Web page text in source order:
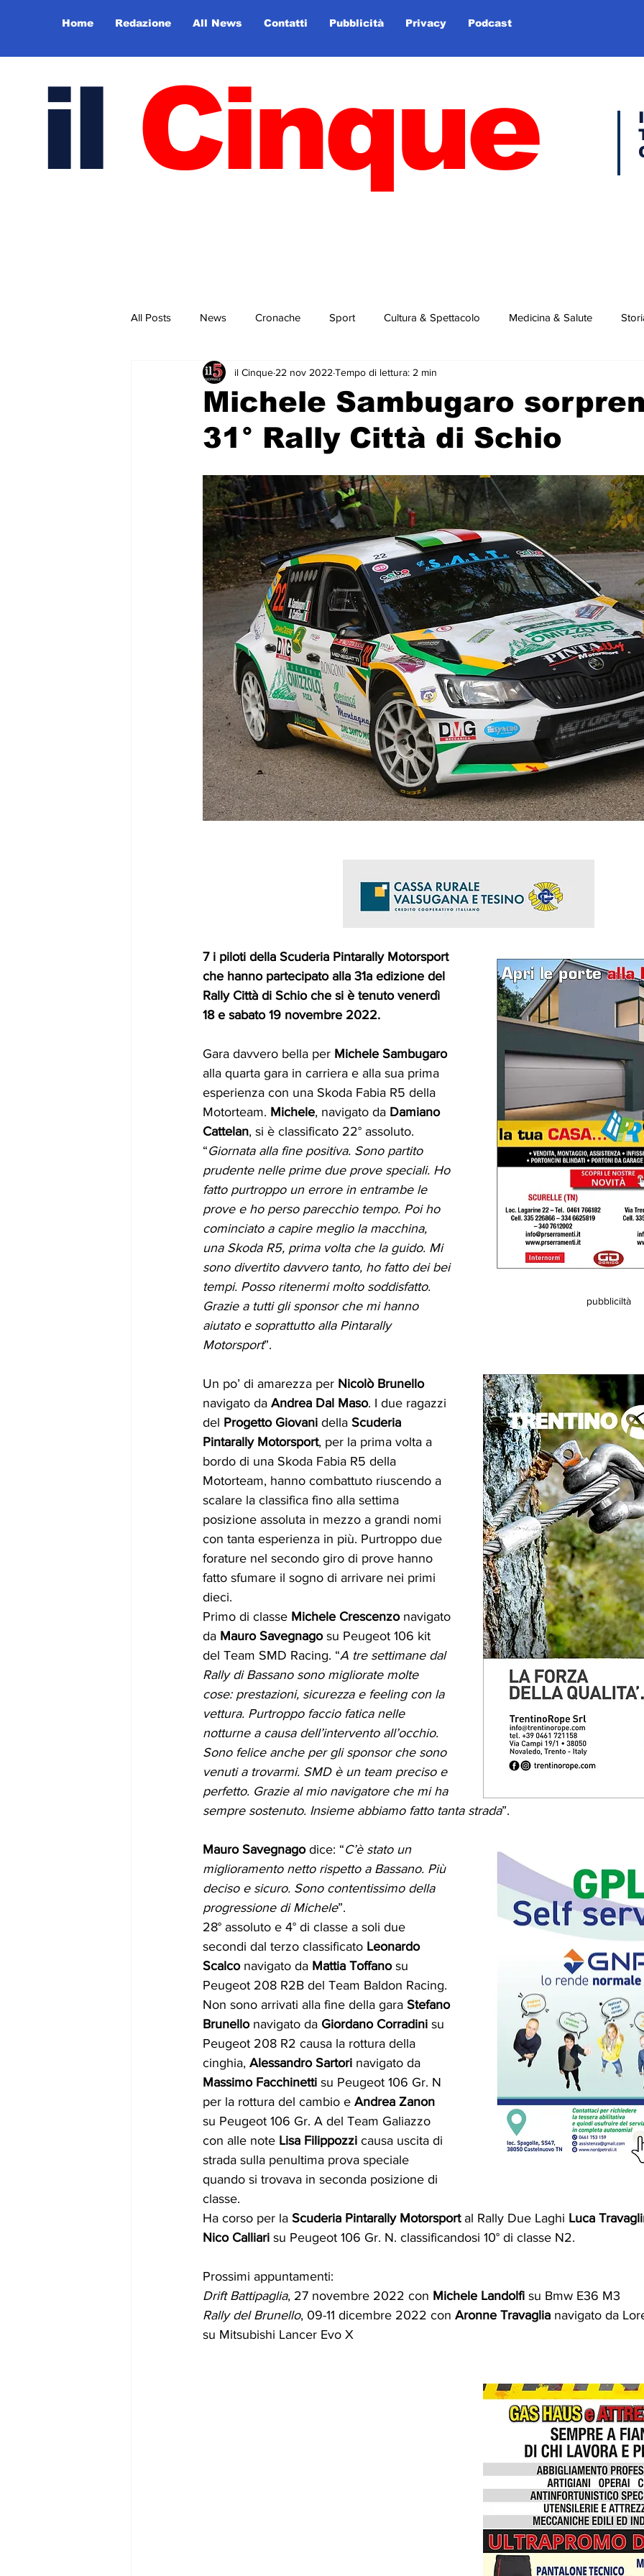
Home Redazione All News Contatti Pubblicità Privacy Podcast
il Cinque
All Posts News Cronache Sport Cultura & Spettacolo Medicina & Salute
Rubriche & Curiosità Sport in primo piano
Michele Sambugaro
31° Rally Città di Schio
il Cinque 22 nov 2022 Tempo di lettura: 2 min
pubbliciltà
7 i piloti della Scuderia Pintarally Motorsport
che hanno partecipato alla 31a edizione del
Rally Città di Schio che si è tenuto venerdì
18 e sabato 19 novembre 2022.
Gara davvero bella per Michele Sambugaro
alla quarta gara in carriera e alla sua prima
esperienza con una Skoda Fabia R5 della
Motorteam. Michele, navigato da Damiano
Cattelan, si è classificato 22° assoluto.
“Giornata alla fine positiva. Sono partito
prudente nelle prime due prove speciali. Ho
fatto purtroppo un errore in entrambe le
prove e ho perso parecchio tempo. Poi ho
cominciato a capire meglio la macchina,
una Skoda R5, prima volta che la guido. Mi
sono divertito davvero tanto, ho fatto dei bei
tempi. Posso ritenermi molto soddisfatto.
Grazie a tutti gli sponsor che mi hanno
aiutato e soprattutto alla Pintarally
Motorsport”.
Un po’ di amarezza per Nicolò Brunello
navigato da Andrea Dal Maso. I due ragazzi
del Progetto Giovani della Scuderia
Pintarally Motorsport, per la prima volta a
bordo di una Skoda Fabia R5 della
Motorteam, hanno combattuto riuscendo a
scalare la classifica fino alla settima
posizione assoluta in mezzo a grandi nomi
con tanta esperienza in più. Purtroppo due
forature nel secondo giro di prove hanno
fatto sfumare il sogno di arrivare nei primi
dieci.
Primo di classe Michele Crescenzo navigato
da Mauro Savegnago su Peugeot 106 kit
del Team SMD Racing. “A tre settimane dal
Rally di Bassano sono migliorate molte
cose: prestazioni, sicurezza e feeling con la
vettura. Purtroppo faccio fatica nelle
notturne a causa dell’intervento all’occhio.
Sono felice anche per gli sponsor che sono
venuti a trovarmi. SMD è un team preciso e
perfetto. Grazie al mio navigatore che mi ha
sempre sostenuto. Insieme abbiamo fatto tanta strada”.
Mauro Savegnago dice: “C’è stato un
miglioramento netto rispetto a Bassano. Più
deciso e sicuro. Sono contentissimo della
progressione di Michele”.
28° assoluto e 4° di classe a soli due
secondi dal terzo classificato Leonardo
Scalco navigato da Mattia Toffano su
Peugeot 208 R2B del Team Baldon Racing.
Non sono arrivati alla fine della gara Stefano
Brunello navigato da Giordano Corradini su
Peugeot 208 R2 causa la rottura della
cinghia, Alessandro Sartori navigato da
Massimo Facchinetti su Peugeot 106 Gr. N
per la rottura del cambio e Andrea Zanon
su Peugeot 106 Gr. A del Team Galiazzo
con alle note Lisa Filippozzi causa uscita di
strada sulla penultima prova speciale
quando si trovava in seconda posizione di
classe.
Ha corso per la Scuderia Pintarally Motorsport al Rally Due Laghi Luca
Nico Calliari su Peugeot 106 Gr. N. classificandosi 10° di classe N2.
Prossimi appuntamenti:
Drift Battipaglia, 27 novembre 2022 con Michele Landolfi su Bmw E36 M3
Rally del Brunello, 09-11 dicembre 2022 con Aronne Travaglia navigato da
su Mitsubishi Lancer Evo X